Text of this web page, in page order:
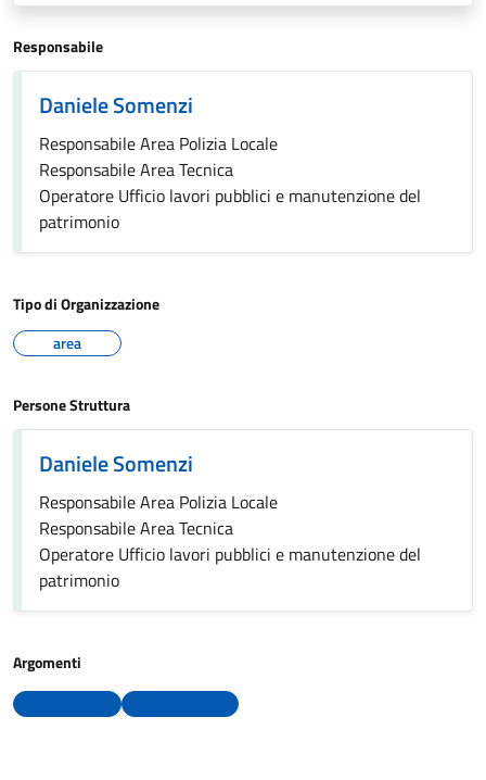
Responsabile
Daniele Somenzi
Responsabile Area Polizia Locale
Responsabile Area Tecnica
Operatore Ufficio lavori pubblici e manutenzione del
patrimonio
Tipo di Organizzazione
area
Persone Struttura
Daniele Somenzi
Responsabile Area Polizia Locale
Responsabile Area Tecnica
Operatore Ufficio lavori pubblici e manutenzione del
patrimonio
Argomenti